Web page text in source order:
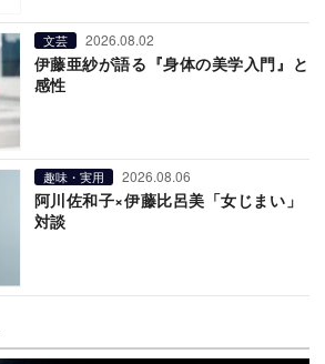
文芸 2026.08.02
伊藤亜紗が語る『身体の美学入門』と
感性
趣味・実用 2026.08.06
阿川佐和子×伊藤比呂美「女じまい」
対談